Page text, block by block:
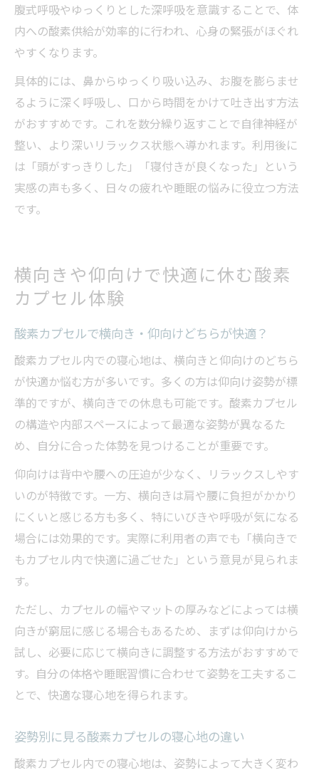
腹式呼吸やゆっくりとした深呼吸を意識することで、体
内への酸素供給が効率的に行われ、心身の緊張がほぐれ
やすくなります。
具体的には、鼻からゆっくり吸い込み、お腹を膨らませ
るように深く呼吸し、口から時間をかけて吐き出す方法
がおすすめです。これを数分繰り返すことで自律神経が
整い、より深いリラックス状態へ導かれます。利用後に
は「頭がすっきりした」「寝付きが良くなった」という
実感の声も多く、日々の疲れや睡眠の悩みに役立つ方法
です。
横向きや仰向けで快適に休む酸素
カプセル体験
酸素カプセルで横向き・仰向けどちらが快適？
酸素カプセル内での寝心地は、横向きと仰向けのどちら
が快適か悩む方が多いです。多くの方は仰向け姿勢が標
準的ですが、横向きでの休息も可能です。酸素カプセル
の構造や内部スペースによって最適な姿勢が異なるた
め、自分に合った体勢を見つけることが重要です。
仰向けは背中や腰への圧迫が少なく、リラックスしやす
いのが特徴です。一方、横向きは肩や腰に負担がかかり
にくいと感じる方も多く、特にいびきや呼吸が気になる
場合には効果的です。実際に利用者の声でも「横向きで
もカプセル内で快適に過ごせた」という意見が見られま
す。
ただし、カプセルの幅やマットの厚みなどによっては横
向きが窮屈に感じる場合もあるため、まずは仰向けから
試し、必要に応じて横向きに調整する方法がおすすめで
す。自分の体格や睡眠習慣に合わせて姿勢を工夫するこ
とで、快適な寝心地を得られます。
姿勢別に見る酸素カプセルの寝心地の違い
酸素カプセル内での寝心地は、姿勢によって大きく変わ